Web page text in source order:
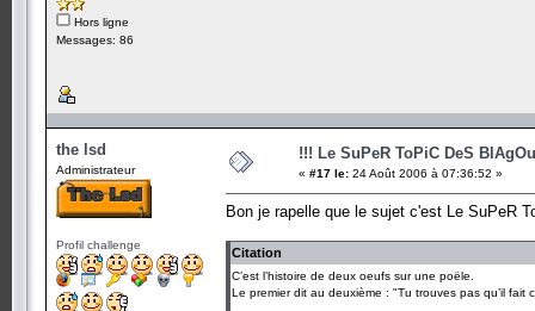
Hors ligne
Messages: 86
the lsd
Administrateur
Profil challenge
!!! Le SuPeR ToPiC DeS
« #17 le: 24 Août 2006 à 07:36:52 »
Bon je rapelle que le sujet c'est Le SuPeR
Citation
C’est l’histoire de deux oeufs sur une poële.
Le premier dit au deuxième : "Tu trouves pas qu’il fait